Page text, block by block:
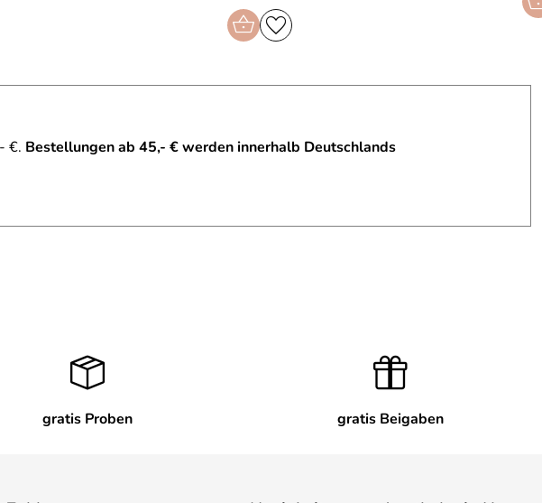
€. Bestellungen ab 45,- € werden innerhalb Deutschlands
gratis Proben gratis Beigaben